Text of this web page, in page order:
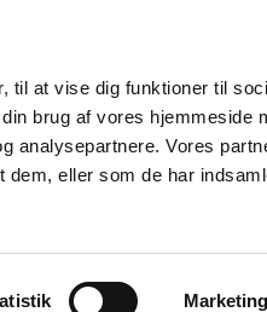
til at vise dig funktioner til
brug af vores hjemmeside
analysepartnere. Vores
eller som de har
Marketing